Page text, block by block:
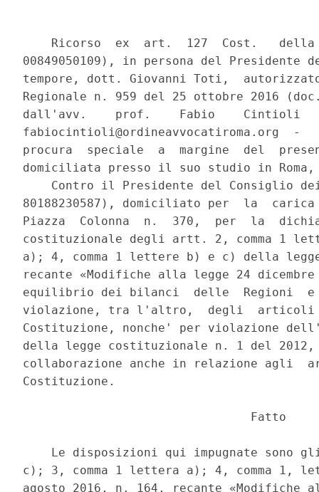
Ricorso  ex  art.  127  Cost.   della   Regione   Liguria   (C.F.
00849050109), in persona del Presidente della  Giunta  Regionale  pro
tempore, dott. Giovanni Toti,  autorizzato  con  delibera  di  Giunta
Regionale n. 959 del 25 ottobre 2016 (doc. 1), rappresentata e difesa
dall'avv.    prof.    Fabio    Cintioli    (C.F.     CNTFBA62M23F158G
fabiocintioli@ordineavvocatiroma.org  -   fax   0668892383),   giusta
procura  speciale  a  margine  del  presente  atto  ed  elettivamente
domiciliata presso il suo studio in Roma, via Vittoria Colonna n. 32; 
    Contro il Presidente del Consiglio dei ministri pro tempore (C.F.
80188230587), domiciliato per  la  carica  in  Roma,  Palazzo  Chigi,
Piazza  Colonna  n.  370,  per  la  dichiarazione  di  illegittimita'
costituzionale degli artt. 2, comma 1 lettera c); 3, comma 1, lettera
a); 4, comma 1 lettere b) e c) della legge 12 agosto  2016,  n.  164,
recante «Modifiche alla legge 24 dicembre 2012, n. 243, in materia di
equilibrio dei bilanci  delle  Regioni  e  degli  Enti  Locali»,  per
violazione, tra l'altro,  degli  articoli  117,  sesto  comma,  della
Costituzione, nonche' per violazione dell'art. 5, comma 1, lettera b)
della legge costituzionale n. 1 del 2012, e del  principio  di  leale
collaborazione anche in relazione agli  artt.  5,  114  e  117  della
Costituzione. 
 
                                Fatto 
 
    Le disposizioni qui impugnate sono gli artt. 2, comma 1,  lettera
c); 3, comma 1 lettera a); 4, comma 1, lettere b) e c) della legge 12
agosto 2016, n. 164, recante «Modifiche alla legge 24 dicembre  2012,
n. 243, in materia di equilibrio dei bilanci delle  Regioni  e  degli
Enti Locali»;  la  prima  delle  disposizioni  per  violazione  degli
articoli 117, sesto comma, 5 e 114 della  Costituzione,  nonche'  per
violazione  dell'art.  5,   comma   1,   lettera   b)   della   legge
costituzionale n.  1  del  2012,  le  altre  per  la  violazione  del
principio di leale collaborazione anche in relazione agli artt.  5  e
114 della Costituzione. 
    Tali disposizioni hanno introdotto modifiche alla  legge  n.  243
del 2012, ed in particolare agli artt. 10 («Ricorso all'indebitamento
da parte delle Regioni e degli Enti  Locali»),  11  («Concorso  dello
Stato al  finanziamento  dei  livelli  essenziali  e  delle  funzioni
fondamentali nelle fasi avverse del ciclo o al verificarsi di  eventi
eccezionali») e 12 («Concorso delle Regioni e degli Enti Locali  alla
sostenibilita' del debito  pubblico»).  Tali  modifiche  hanno  fatto
seguito alla pronuncia della sentenza di codesta ecc.ma Corte  n.  88
del 10 aprile 2014. 
    Tali modifiche, come si vedra' tra breve, non hanno pero'  tenuto
in  conto  quanto  deciso  da  codesta  Corte  ed  hanno   riproposto
illegittimita' costituzionali analoghe a quelle a suo tempo  rilevate
nella sentenza n. 88 del 2014. 
    Per garantire un'uniformita' di esposizione e, al  tempo  stesso,
l'opportuna sintesi, si affronteranno  partitamente  le  censure  che
riguardano le singole disposizioni impugnate, mettendo previamente  a
confronto quando necessario il testo della vecchia  disposizione,  la
relativa pronuncia resa da codesta Corte con la  citata  sentenza  n.
88/2014 e, infine, il testo della nuova disposizione.  In  tal  modo,
emergeranno con evidenza  i  vizi  di  illegittimita'  costituzionale
(anche) della nuova normativa. 
    Le disposizioni in epigrafe sono costituzionalmente illegittime e
vengono impugnate da Regione Liguria per i seguenti motivi di 
 
                               Diritto 
 
I. Illegittimita' costituzionale dell'art. 2, comma  1,  lettera  c),
della legge 12 agosto 2016, n. 164, per violazione degli  artt.  117,
sesto comma, 5 e  114  della  Costituzione,  nonche'  per  violazione
dell'art. 5, comma 1, lettera b) della legge costituzionale n. 1  del
2012 
    1. Con il primo motivo di ricorso si censura l'art. 2,  comma  1,
lettera c),  della  legge  12  agosto  2016,  n.  164,  il  quale  ha
modificato il comma 5 dell'art. 10 legge n. 243/2012. 
    L'art. 10 cit., prima della modifica, prevedeva che: 
    «1. Il ricorso all'indebitamento  da  parte  delle  regioni,  dei
comuni, delle province, delle citta' metropolitane e  delle  province
autonome di Trento e di  Bolzano  e'  consentito  esclusivamente  per
finanziare spese di  investimento  con  le  modalita'  e  nei  limiti
previsti dal presente articolo e dalla legge dello Stato. 
    2. In attuazione del comma 1, le operazioni di indebitamento sono
effettuale solo contestualmente all'adozione di piani di ammortamento
di durata non superiore alla vita utile dell'investimento, nei  quali
sono evidenziate l'incidenza delle obbligazioni assunte  sui  singoli
esercizi finanziari futuri nonche' le modalita'  di  copertura  degli
oneri corrispondenti. 
    3. Le  operazioni  di  indebitamento  di  cui  al  comma  2  sono
effettuate sulla base di apposite intese concluse in ambito regionale
che garantiscano,  per  l'anno  di  riferimento,  l'equilibrio  della
gestione di cassa finale del complesso degli enti territoriali  della
regione interessata, compresa  la  medesima  regione,  come  definito
dall'articolo 9, comma 1, lettera a). A tal fine, ogni anno i comuni,
le province e le citta'  metropolitane  comunicano  alla  regione  di
appartenenza ovvero alla provincia autonoma di appartenenza,  secondo
modalita' stabilite con il decreto del Presidente del  Consiglio  dei
ministri di cui al comma 5 del presente articolo, il saldo  di  cassa
di cui all'articolo 9, comma 1, lettera a), che l'ente locale prevede
di  conseguire,  nonche'  gli  investimenti  che  intende  realizzare
attraverso  il  ricorso  all'indebitamento  o  con  i  risultati   di
amministrazione degli esercizi precedenti. Ciascun ente  territoriale
puo' in ogni caso ricorrere all'indebitamento nel limite delle  spese
per  rimborsi